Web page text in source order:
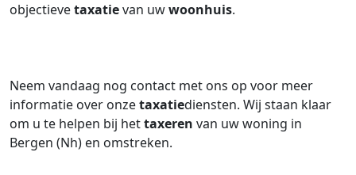
objectievetaxatievan uwwoonhuis.
Neem vandaag nog contact met ons op voor meer
informatie over onzetaxatiediensten. Wij staan klaar
om u te helpen bij hettaxeren van uw woning in
Bergen (Nh) en omstreken.